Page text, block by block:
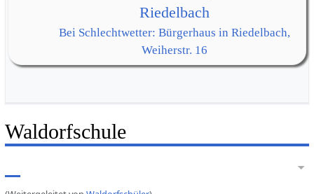
Riedelbach
Bei Schlechtwetter: Bürgerhaus in Riedelbach,
Weiherstr. 16
Waldorfschule